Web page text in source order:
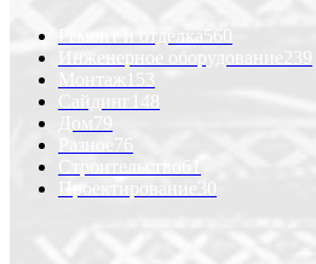
Ремонт и отделка 560
Инженерное оборудование 239
Монтаж
153
Сайдинг
148
79
Разное
76
Строительство
61
Проектирование